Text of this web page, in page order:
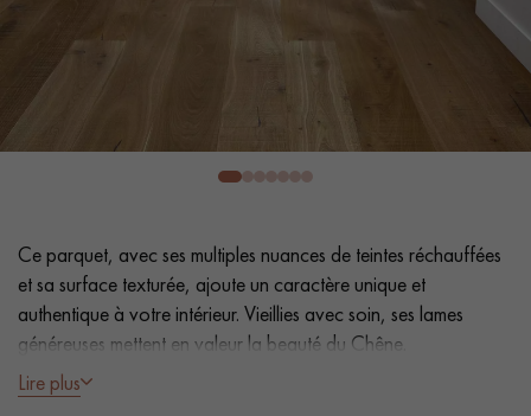
PARQUET FUMÉ
PARQUET LAMES LARGES XXL PARQUET EN CHÊNE
D'INTÉRIEUR
Nos conseillers sont disponibles au
0805 82 82 82
Ce parquet, avec ses multiples nuances de teintes réchauffées
et sa surface texturée, ajoute un caractère unique et
authentique à votre intérieur. Vieillies avec soin, ses lames
généreuses mettent en valeur la beauté du Chêne.
- Lames largeur XL
Lire plus